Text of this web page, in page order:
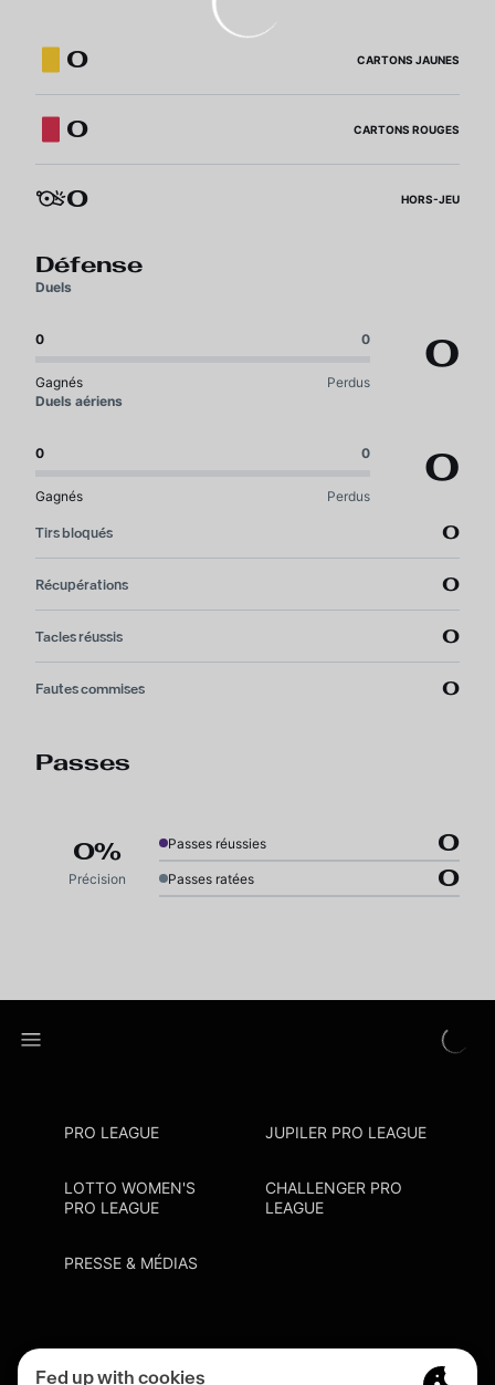
0 CARTONS JAUNES
0 CARTONS ROUGES
0 HORS-JEU
Défense
Duels
0 0
Gagnés Perdus
0
Duels aériens
0 0
Gagnés Perdus
0
Tirs bloqués 0
Récupérations 0
Tacles réussis 0
Fautes commises 0
Passes
0%
Précision
Passes réussies 0
Passes ratées 0
PRO LEAGUE JUPILER PRO LEAGUE
LOTTO WOMEN'S
PRO LEAGUE
CHALLENGER PRO
LEAGUE
PRESSE & MÉDIAS